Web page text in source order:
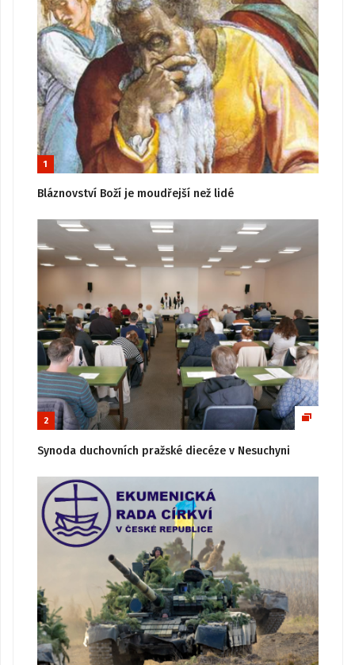
1
Bláznovství Boží je moudřejší než lidé
2
Synoda duchovních pražské diecéze v Nesuchyni